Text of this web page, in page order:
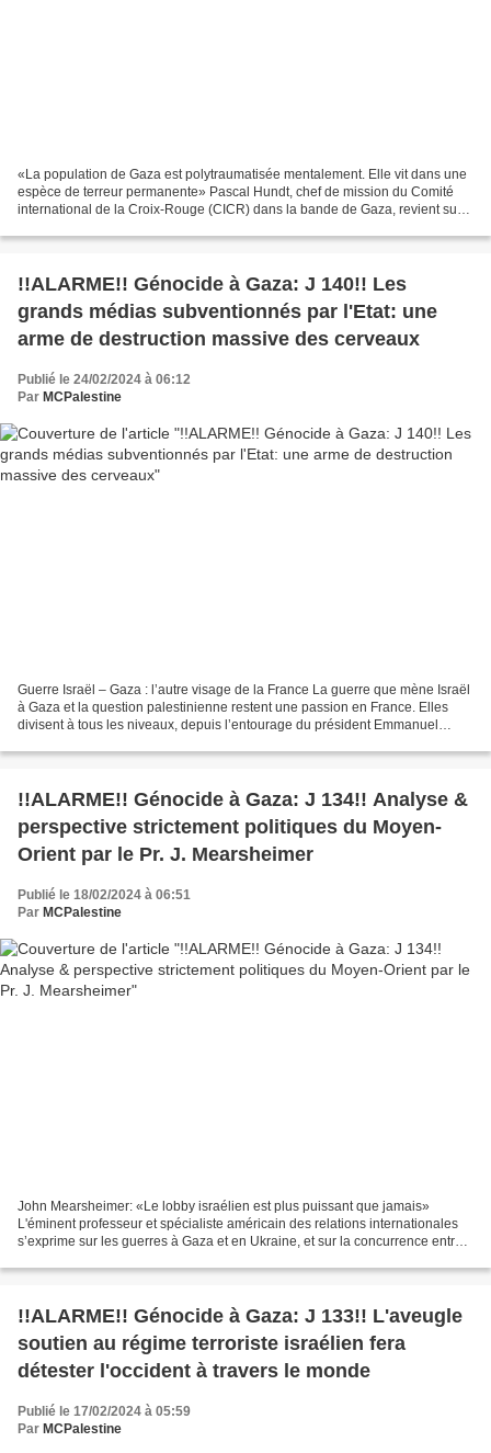
«La population de Gaza est polytraumatisée mentalement. Elle vit dans une
espèce de terreur permanente» Pascal Hundt, chef de mission du Comité
international de la Croix-Rouge (CICR) dans la bande de Gaza, revient sur
!!ALARME!! Génocide à Gaza: J 140!! Les
grands médias subventionnés par l'Etat: une
arme de destruction massive des cerveaux
Publié le 24/02/2024 à 06:12
Par MCPalestine
Guerre Israël – Gaza : l’autre visage de la France La guerre que mène Israël
à Gaza et la question palestinienne restent une passion en France. Elles
divisent à tous les niveaux, depuis l’entourage du président Emmanuel
!!ALARME!! Génocide à Gaza: J 134!! Analyse &
perspective strictement politiques du Moyen-
Orient par le Pr. J. Mearsheimer
Publié le 18/02/2024 à 06:51
Par MCPalestine
John Mearsheimer: «Le lobby israélien est plus puissant que jamais»
L'éminent professeur et spécialiste américain des relations internationales
s’exprime sur les guerres à Gaza et en Ukraine, et sur la concurrence entre
!!ALARME!! Génocide à Gaza: J 133!! L'aveugle
soutien au régime terroriste israélien fera
détester l'occident à travers le monde
Publié le 17/02/2024 à 05:59
Par MCPalestine